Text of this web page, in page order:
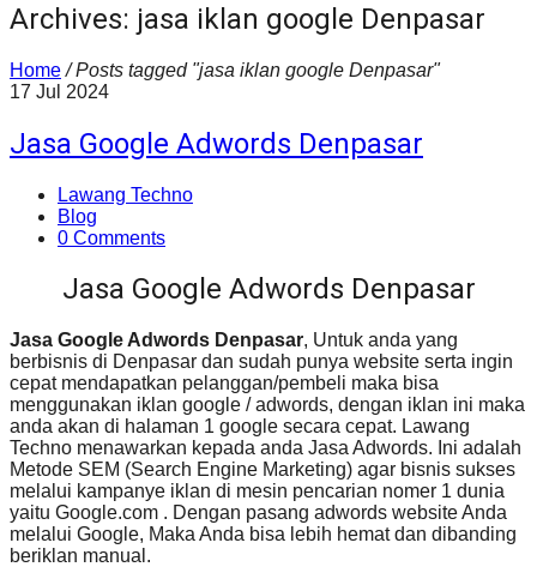
Archives: jasa iklan google Denpasar
Home / Posts tagged "jasa iklan google Denpasar"
17 Jul 2024
Jasa Google Adwords Denpasar
Lawang Techno
Blog
0 Comments
Jasa Google Adwords Denpasar
Jasa Google Adwords Denpasar, Untuk anda yang
berbisnis di Denpasar dan sudah punya website serta ingin
cepat mendapatkan pelanggan/pembeli maka bisa
menggunakan iklan google / adwords, dengan iklan ini maka
anda akan di halaman 1 google secara cepat. Lawang
Techno menawarkan kepada anda Jasa Adwords. Ini adalah
Metode SEM (Search Engine Marketing) agar bisnis sukses
melalui kampanye iklan di mesin pencarian nomer 1 dunia
yaitu Google.com . Dengan pasang adwords website Anda
melalui Google, Maka Anda bisa lebih hemat dan dibanding
beriklan manual.